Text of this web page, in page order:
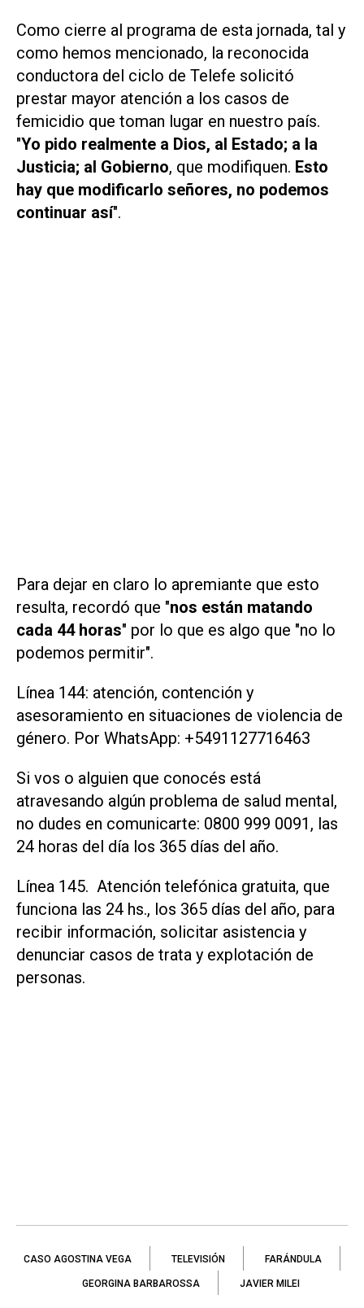
Como cierre al programa de esta jornada, tal y
como hemos mencionado, la reconocida
conductora del ciclo de Telefe solicitó
prestar mayor atención a los casos de
femicidio que toman lugar en nuestro país.
"Yo pido realmente a Dios, al Estado; a la
Justicia; al Gobierno, que modifiquen. Esto
hay que modificarlo señores, no podemos
continuar así".
Para dejar en claro lo apremiante que esto
resulta, recordó que "nos están matando
cada 44 horas" por lo que es algo que "no lo
podemos permitir".
Línea 144: atención, contención y
asesoramiento en situaciones de violencia de
género. Por WhatsApp: +5491127716463
Si vos o alguien que conocés está
atravesando algún problema de salud mental,
no dudes en comunicarte: 0800 999 0091, las
24 horas del día los 365 días del año.
Línea 145. Atención telefónica gratuita, que
funciona las 24 hs., los 365 días del año, para
recibir información, solicitar asistencia y
denunciar casos de trata y explotación de
personas.
CASO AGOSTINA VEGA TELEVISIÓN FARÁNDULA
GEORGINA BARBAROSSA JAVIER MILEI